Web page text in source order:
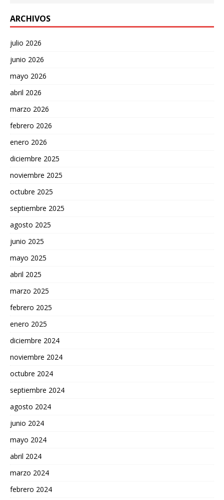
ARCHIVOS
julio 2026
junio 2026
mayo 2026
abril 2026
marzo 2026
febrero 2026
enero 2026
diciembre 2025
noviembre 2025
octubre 2025
septiembre 2025
agosto 2025
junio 2025
mayo 2025
abril 2025
marzo 2025
febrero 2025
enero 2025
diciembre 2024
noviembre 2024
octubre 2024
septiembre 2024
agosto 2024
junio 2024
mayo 2024
abril 2024
marzo 2024
febrero 2024